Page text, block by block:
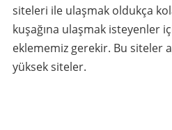
siteleri ile ulaşmak oldukça
kuşağına ulaşmak isteyenler
eklememiz gerekir. Bu siteler
yüksek siteler.